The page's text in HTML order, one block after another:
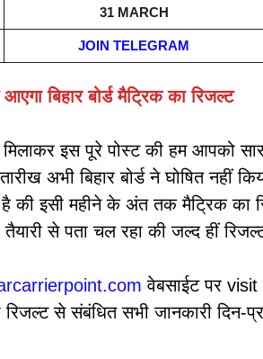
31 MARCH
JOIN TELEGRAM
बिहार बोर्ड मैट्रिक का रिजल्ट
इस पूरे पोस्ट की हम आपको
अभी बिहार बोर्ड ने घोषित नहीं
की इसी महीने के अंत तक मैट्रिक का
से पता चल रहा की जल्द हीं
वेबसाईट पर visit
से संबंधित सभी जानकारी दिन-